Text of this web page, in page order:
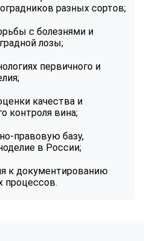
разных сортов;
с болезнями и
лозы;
первичного и
качества и
контроля вина;
правовую базу,
в России;
к документированию
процессов.